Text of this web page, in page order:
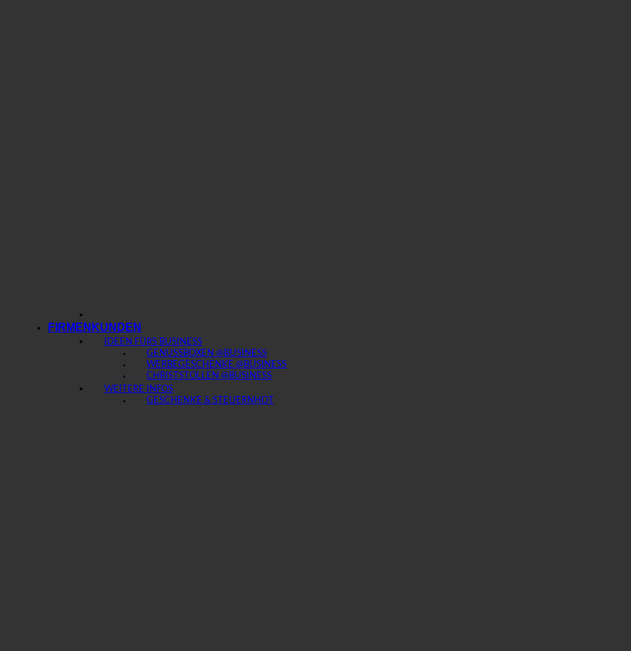
FIRMENKUNDEN
IDEEN FÜRS BUSINESS
GENUSSBOXEN @BUSINESS
WERBEGESCHENKE @BUSINESS
CHRISTSTOLLEN @BUSINESS
WEITERE INFOS
GESCHENKE & STEUERN